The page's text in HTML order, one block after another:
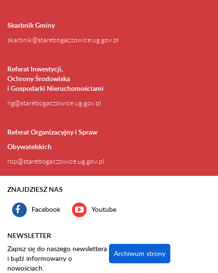
Skarbnik Gminy
skarbnik@starebogaczowice.ug.gov.pl
Referat Inwestycji,
Ochrony Środowiska
i Gospodarki Nieruchomościami
rig@starebogaczowice.ug.gov.pl
Referat Organizacyjny i Spraw
Obywatelskich
rop@starebogaczowice.ug.gov.pl
ZNAJDZIESZ NAS
Facebook Youtube
NEWSLETTER
Zapisz się do naszego newslettera
i bądź informowany o
nowościach.
Archiwum strony